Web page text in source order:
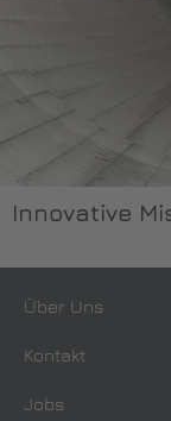
Innovative
Über Uns
Kontakt
Jobs